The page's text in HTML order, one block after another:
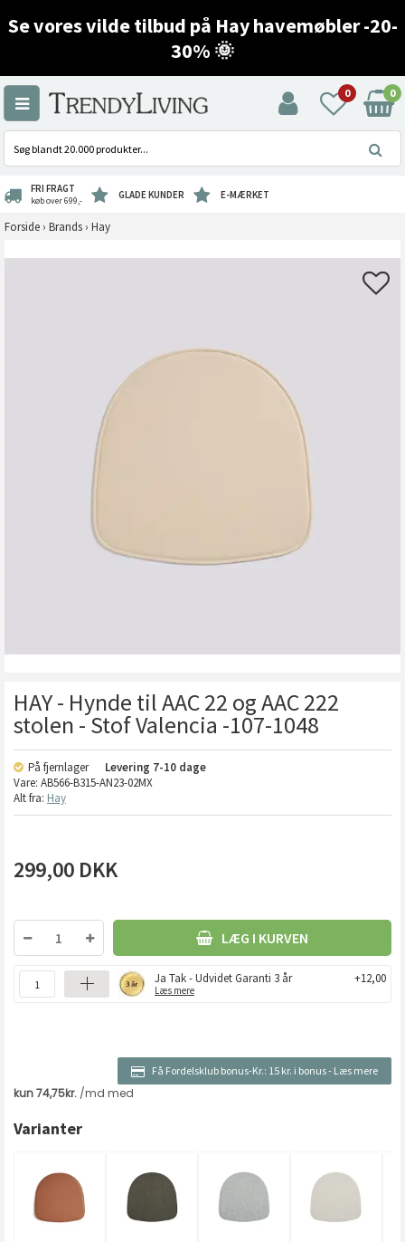
Se vores vilde tilbud på Hay havemøbler -20-
30% 🌞
0 0
FRI FRAGT
køb over 699,- GLADE KUNDER E-MÆRKET
Forside › Brands › Hay
HAY - Hynde til AAC 22 og AAC 222
stolen - Stof Valencia -107-1048
På fjernlager Levering 7-10 dage
Vare: AB566-B315-AN23-02MX
Alt fra: Hay
299,00 DKK
LÆG I KURVEN
Ja Tak - Udvidet Garanti 3 år
Læs mere
+12,00
Få Fordelsklub bonus-Kr.: 15 kr. i bonus- Læs mere
Varianter